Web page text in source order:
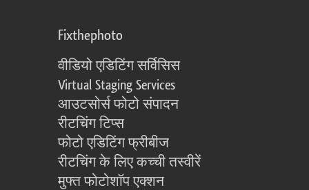
Fixthephoto
वीडियो एडिटिंग सर्विसिस
Virtual Staging Services
आउटसोर्स फोटो संपादन
रीटचिंग टिप्स
फोटो एडिटिंग फ्रीबीज
रीटचिंग के लिए कच्ची तस्वीरें
मुफ्त फोटोशॉप एक्शन